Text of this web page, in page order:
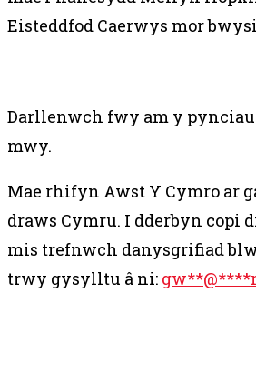
Eisteddfod Caerwys mor
Darllenwch fwy am y
mwy.
Mae rhifyn Awst Y Cymro ar
draws Cymru. I dderbyn copi
mis trefnwch danysgrifiad
trwy gysylltu â ni: gw**@****